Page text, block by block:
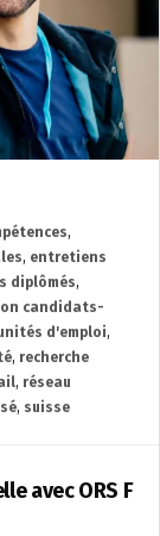
,
, entretiens
diplômés,
candidats-
d'emploi,
, recherche
, réseau
, suisse
avec ORS F